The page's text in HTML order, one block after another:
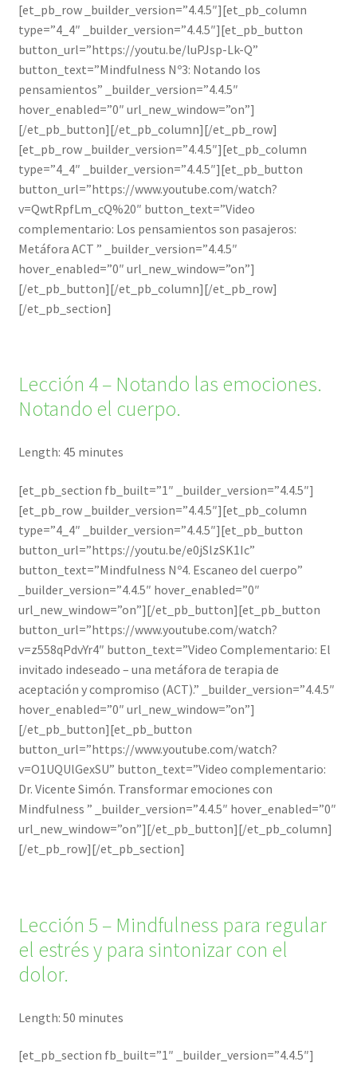
[et_pb_row _builder_version=”4.4.5″][et_pb_column
type=”4_4″ _builder_version=”4.4.5″][et_pb_button
button_url=”https://youtu.be/luPJsp-Lk-Q”
button_text=”Mindfulness Nº3: Notando los
pensamientos” _builder_version=”4.4.5″
hover_enabled=”0″ url_new_window=”on”]
[/et_pb_button][/et_pb_column][/et_pb_row]
[et_pb_row _builder_version=”4.4.5″][et_pb_column
type=”4_4″ _builder_version=”4.4.5″][et_pb_button
button_url=”https://www.youtube.com/watch?
v=QwtRpfLm_cQ%20″ button_text=”Video
complementario: Los pensamientos son pasajeros:
Metáfora ACT ” _builder_version=”4.4.5″
hover_enabled=”0″ url_new_window=”on”]
[/et_pb_button][/et_pb_column][/et_pb_row]
[/et_pb_section]
Lección 4 – Notando las emociones.
Notando el cuerpo.
Length: 45 minutes
[et_pb_section fb_built=”1″ _builder_version=”4.4.5″]
[et_pb_row _builder_version=”4.4.5″][et_pb_column
type=”4_4″ _builder_version=”4.4.5″][et_pb_button
button_url=”https://youtu.be/e0jSlzSK1Ic”
button_text=”Mindfulness Nº4. Escaneo del cuerpo”
_builder_version=”4.4.5″ hover_enabled=”0″
url_new_window=”on”][/et_pb_button][et_pb_button
button_url=”https://www.youtube.com/watch?
v=z558qPdvYr4″ button_text=”Video Complementario: El
invitado indeseado – una metáfora de terapia de
aceptación y compromiso (ACT).” _builder_version=”4.4.5″
hover_enabled=”0″ url_new_window=”on”]
[/et_pb_button][et_pb_button
button_url=”https://www.youtube.com/watch?
v=O1UQUlGexSU” button_text=”Video complementario:
Dr. Vicente Simón. Transformar emociones con
Mindfulness ” _builder_version=”4.4.5″ hover_enabled=”0″
url_new_window=”on”][/et_pb_button][/et_pb_column]
[/et_pb_row][/et_pb_section]
Lección 5 – Mindfulness para regular
el estrés y para sintonizar con el
dolor.
Length: 50 minutes
[et_pb_section fb_built=”1″ _builder_version=”4.4.5″]